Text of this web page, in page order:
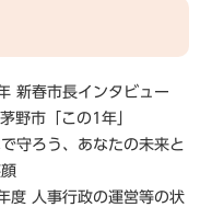
新春市長インタビュー
野市「この1年」
で守ろう、あなたの未来と
度 人事行政の運営等の状